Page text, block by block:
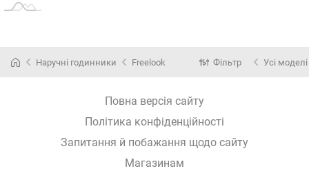
Наручні годинники Freelook Фільтр Усі моделі
Повна версія сайту
Політика конфіденційності
Запитання й побажання щодо сайту
Магазинам